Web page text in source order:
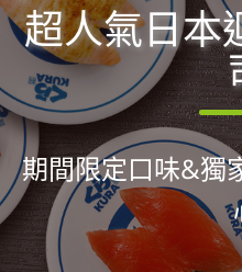
超人氣日本
期間限定口味&獨